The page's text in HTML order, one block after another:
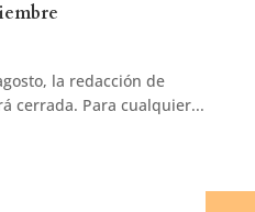
la redacción de
cerrada. Para cualquier...